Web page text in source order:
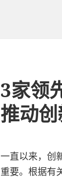
3家领
推动创
一直以来，创
重要。根据有